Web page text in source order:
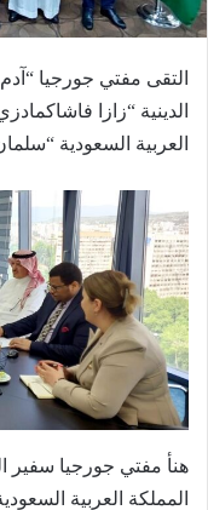
التقى مفتي جورجيا
الدينية “زازا
العربية السعودية
هنأ مفتي جورجيا سفير
المملكة العربية